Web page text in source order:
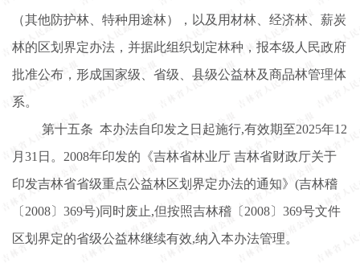
（其他防护林、特种用途林），以及用材林、经济林、薪炭
林的区划界定办法，并据此组织划定林种，报本级人民政府
批准公布，形成国家级、省级、县级公益林及商品林管理体
系。
第十五条 本办法自印发之日起施行,有效期至2025年12
月31日。2008年印发的《吉林省林业厅 吉林省财政厅关于
印发吉林省省级重点公益林区划界定办法的通知》(吉林稽
〔 2008〕 369号)同时废止,但按照吉林稽 〔 2008〕 369号文件
区划界定的省级公益林继续有效,纳入本办法管理。